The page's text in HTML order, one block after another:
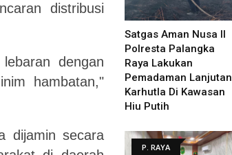
distribusi
dengan
hambatan,"
dijamin secara
Satgas Aman Nusa II
Polresta Palangka
Raya Lakukan
Pemadaman Lanjutan
Karhutla Di Kawasan
Hiu Putih
P. RAYA